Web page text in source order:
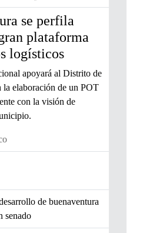
se perfila
plataforma
logísticos
apoyará al Distrito de
la elaboración de un POT
con la visión de